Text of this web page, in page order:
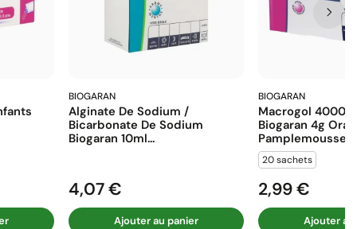
BIOGARAN
Alginate De Sodium /
Bicarbonate De Sodium
Biogaran 10ml...
Prix
4,07 €
Ajouter au panier
BIOGARAN
Macrogol 4000
Biogaran 4g
Pamplemousse...
20 sachets
Prix
2,99 €
Ajouter au